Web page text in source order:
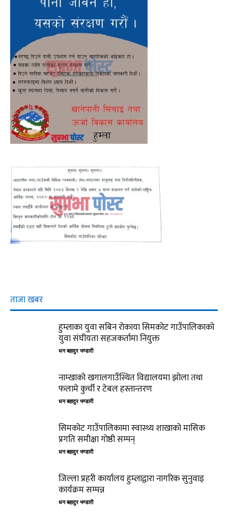
ताजा खबर
हुम्लाका युवा सबिन रोकाया सिमकोट गाउँपालिकाको
युवा संघीयता सहजकर्तामा नियुक्त
धन बहादुर भण्डारी
नाम्खाको खगालगाउँस्थित विद्यालयमा झोला तथा
फलामे कुर्ची र टेबल हस्तान्तरण
धन बहादुर भण्डारी
सिमकोट गाउँपालिकामा स्वास्थ्य शाखाको मासिक
प्रगति समीक्षा गोष्ठी सम्पन्
धन बहादुर भण्डारी
जिल्ला प्रहरी कार्यालय हुम्लाद्वारा नागरिक सुनुवाइ
कार्यक्रम सम्पन्न
धन बहादुर भण्डारी